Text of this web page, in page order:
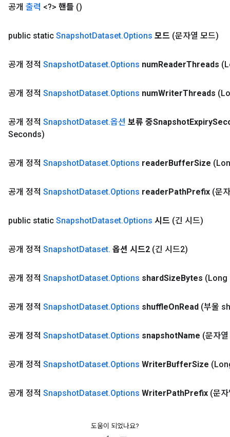
공개 출력 <?> 핸들 ()
public static SnapshotDataset.Options 모드 (문자열 모드)
공개 정적 SnapshotDataset.Options numReaderThreads
공개 정적 SnapshotDataset.Options numWriterThreads
공개 정적 SnapshotDataset.옵션 보류 중SnapshotExpiry
Seconds)
공개 정적 SnapshotDataset.Options readerBufferSize
공개 정적 SnapshotDataset.Options readerPathPrefix (문
public static SnapshotDataset.Options 시드 (긴 시드)
공개 정적 SnapshotDataset. 옵션 시드2 (긴 시드2)
공개 정적 SnapshotDataset.Options shardSizeBytes (Long
공개 정적 SnapshotDataset.Options shuffleOnRead (부울
공개 정적 SnapshotDataset.Options snapshotName (문자
공개 정적 SnapshotDataset.Options WriterBufferSize
공개 정적 SnapshotDataset.Options WriterPathPrefix (문
도움이 되었나요?